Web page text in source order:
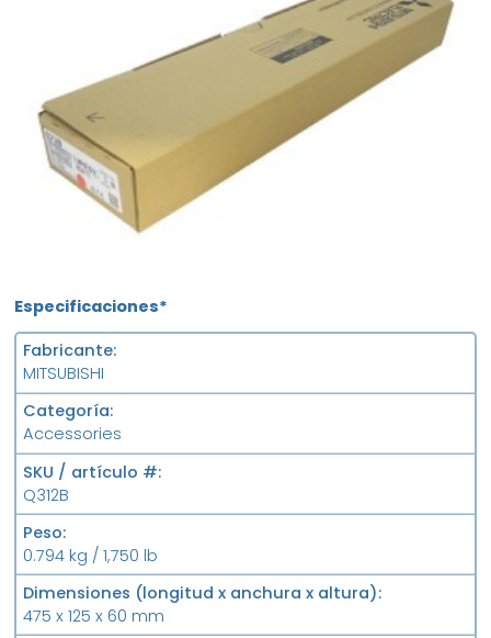
Especificaciones*
Fabricante
MITSUBISHI
Categoría
Accessories
SKU / artículo #
Q312B
Peso
0.794 kg / 1,750 lb
Dimensiones (longitud x anchura x altura)
475 x 125 x 60 mm